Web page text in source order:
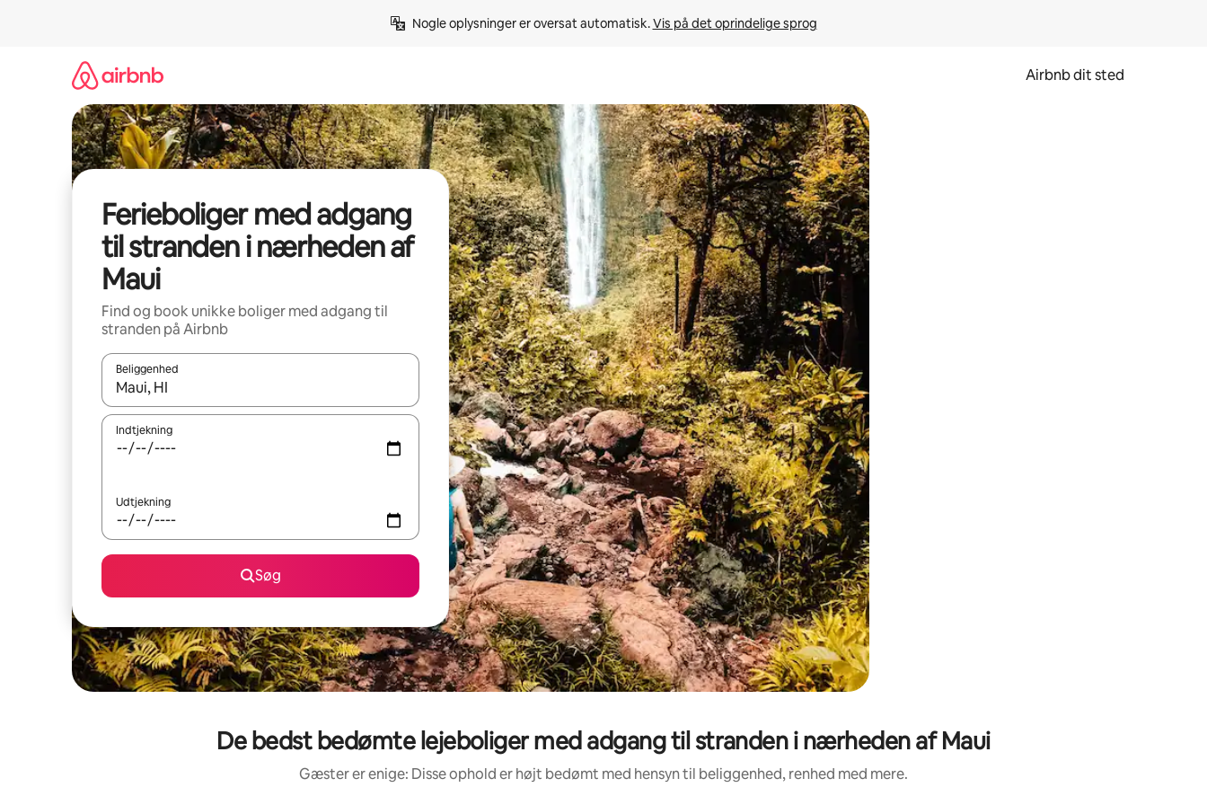
Nogle oplysninger er oversat automatisk. Vis på det oprindelige sprog
Airbnb dit sted
Ferieboliger med adgang
til stranden i nærheden af
Maui
Find og book unikke boliger med adgang til
stranden på Airbnb
Beliggenhed
Når resultaterne er tilgængelige, skal du navigere med piletasterne op og ned eller se mere ved at trykke eller stryge.
Indtjekning
Udtjekning
Søg
De bedst bedømte lejeboliger med adgang til stranden i nærheden af Maui
Gæster er enige: Disse ophold er højt bedømt med hensyn til beliggenhed, renhed med mere.